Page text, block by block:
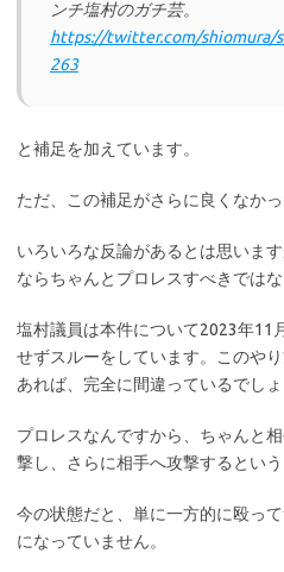
ンチ塩村のガチ芸。
https://twitter.com/shiomura/
263
と補足を加えています。
ただ、この補足がさらに良くなかっ
いろいろな反論があるとは思いま
ならちゃんとプロレスすべきでは
塩村議員は本件について2023年11
せずスルーをしています。このや
あれば、完全に間違っているでしょ
プロレスなんですから、ちゃんと
撃し、さらに相手へ攻撃するとい
今の状態だと、単に一方的に殴っ
になっていません。